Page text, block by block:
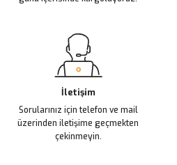
İletişim
Sorularınız için telefon ve mail
üzerinden iletişime geçmekten
çekinmeyin.